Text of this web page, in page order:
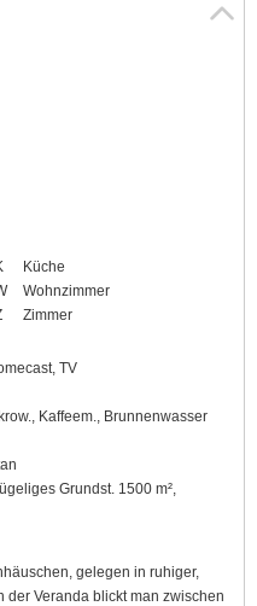
Küche
Wohnzimmer
Zimmer
TV
Kaffeem., Brunnenwasser
Grundst. 1500 m²,
gelegen in ruhiger,
der Veranda blickt man zwischen